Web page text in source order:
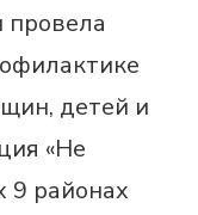
провела
детей и
«Не
9 районах